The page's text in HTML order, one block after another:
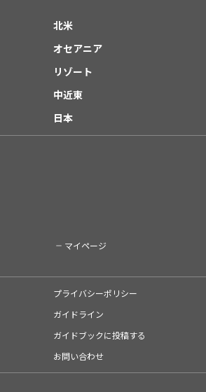
北米
オセアニア
リゾート
中近東
日本
マイページ
プライバシーポリシー
ガイドライン
ガイドブックに投稿する
お問い合わせ